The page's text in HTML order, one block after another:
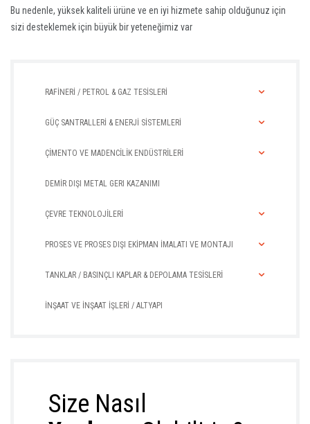
Bu nedenle, yüksek kaliteli ürüne ve en iyi hizmete sahip olduğunuz için
sizi desteklemek için büyük bir yeteneğimiz var
RAFİNERİ / PETROL & GAZ TESİSLERİ
GÜÇ SANTRALLERİ & ENERJİ SİSTEMLERİ
ÇİMENTO VE MADENCİLİK ENDÜSTRİLERİ
DEMİR DIŞI METAL GERI KAZANIMI
ÇEVRE TEKNOLOJİLERİ
PROSES VE PROSES DIŞI EKİPMAN İMALATI VE MONTAJI
TANKLAR / BASINÇLI KAPLAR & DEPOLAMA TESİSLERİ
İNŞAAT VE İNŞAAT İŞLERİ / ALTYAPI
Size Nasıl